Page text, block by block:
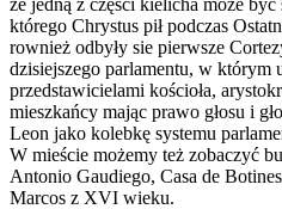
którego Chrystus pił podczas
rownież odbyły sie pierwsze
dzisiejszego parlamentu, w którym
przedstawicielami kościoła,
mieszkańcy mając prawo głosu i
Leon jako kolebkę systemu
W mieście możemy też zobaczyć
Antonio Gaudiego, Casa de
Marcos z XVI wieku.